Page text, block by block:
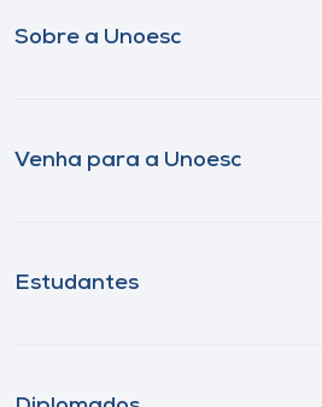
Sobre a Unoesc
Venha para a Unoesc
Estudantes